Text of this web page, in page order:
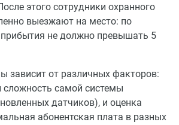
этого сотрудники охранного
выезжают на место: по
не должно превышать 5
зависит от различных факторов:
сложность самой системы
датчиков), и оценка
абонентская плата в разных